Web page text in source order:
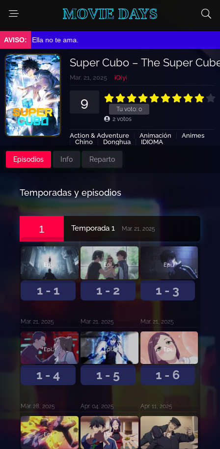
MOVIE DAYS
➤ Ella no te ama.
Super Cubo – The Super
Mar. 21, 2025 iQiyi
Tu voto: 0
9
2 votos
Action & Adventure Animación
Animes
Chino
Donghua
IDIOMA
Episodios Info Reparto
Temporadas y episodios
1 Temporada 1 Mar. 21, 2025
1 - 1
Episodio 1
Mar. 21, 2025
1 - 2
Episodio 2
Mar. 21, 2025
1 - 3
Episodio 3
Mar. 21, 2025
1 - 4
Episodio 4
Mar. 28, 2025
1 - 5
Episodio 5
Apr. 04, 2025
1 - 6
Episodio 6
Apr. 11, 2025
Episodio 7 Episodio 8 Episodio 9